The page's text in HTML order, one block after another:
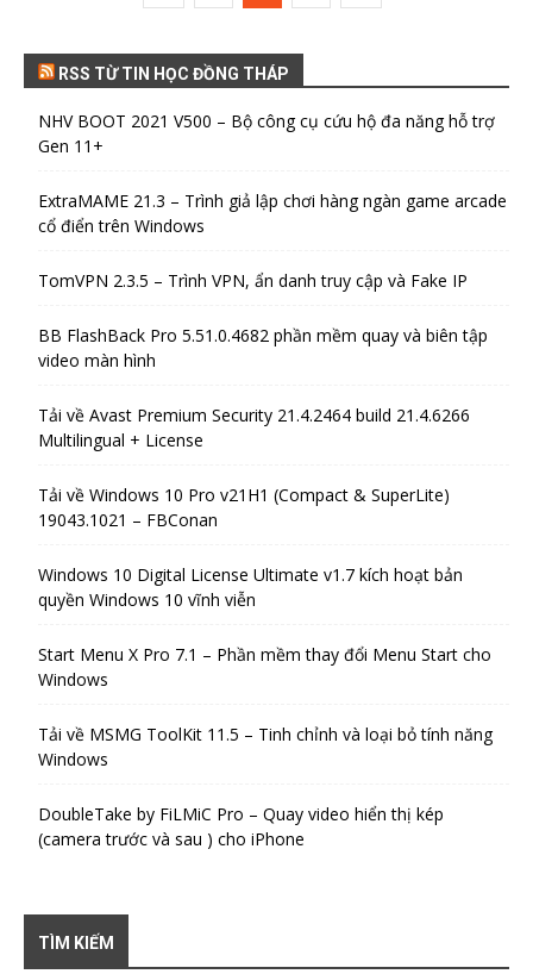
RSS TỪ TIN HỌC ĐỒNG THÁP
NHV BOOT 2021 V500 – Bộ công cụ cứu hộ đa năng hỗ trợ
Gen 11+
ExtraMAME 21.3 – Trình giả lập chơi hàng ngàn game arcade
cổ điển trên Windows
TomVPN 2.3.5 – Trình VPN, ẩn danh truy cập và Fake IP
BB FlashBack Pro 5.51.0.4682 phần mềm quay và biên tập
video màn hình
Tải về Avast Premium Security 21.4.2464 build 21.4.6266
Multilingual + License
Tải về Windows 10 Pro v21H1 (Compact & SuperLite)
19043.1021 – FBConan
Windows 10 Digital License Ultimate v1.7 kích hoạt bản
quyền Windows 10 vĩnh viễn
Start Menu X Pro 7.1 – Phần mềm thay đổi Menu Start cho
Windows
Tải về MSMG ToolKit 11.5 – Tinh chỉnh và loại bỏ tính năng
Windows
DoubleTake by FiLMiC Pro – Quay video hiển thị kép
(camera trước và sau ) cho iPhone
TÌM KIẾM